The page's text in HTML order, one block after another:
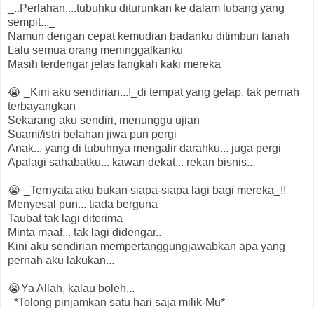
_..Perlahan....tubuhku diturunkan ke dalam lubang yang
sempit..._
Namun dengan cepat kemudian badanku ditimbun tanah
Lalu semua orang meninggalkanku
Masih terdengar jelas langkah kaki mereka
😭 _Kini aku sendirian...!_di tempat yang gelap, tak pernah
terbayangkan
Sekarang aku sendiri, menunggu ujian
Suami/istri belahan jiwa pun pergi
Anak... yang di tubuhnya mengalir darahku... juga pergi
Apalagi sahabatku... kawan dekat... rekan bisnis...
😭 _Ternyata aku bukan siapa-siapa lagi bagi mereka_!!
Menyesal pun... tiada berguna
Taubat tak lagi diterima
Minta maaf... tak lagi didengar..
Kini aku sendirian mempertanggungjawabkan apa yang
pernah aku lakukan...
😭Ya Allah, kalau boleh...
_*Tolong pinjamkan satu hari saja milik-Mu*_